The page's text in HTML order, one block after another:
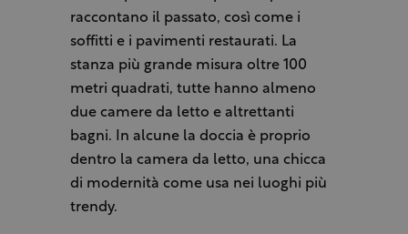
raccontano il passato, così come i
soffitti e i pavimenti restaurati. La
stanza più grande misura oltre 100
metri quadrati, tutte hanno almeno
due camere da letto e altrettanti
bagni. In alcune la doccia è proprio
dentro la camera da letto, una chicca
di modernità come usa nei luoghi più
trendy.